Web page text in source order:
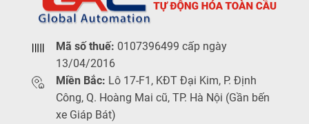
Mã số thuế: 0107396499 cấp ngày
13/04/2016
Miền Bắc: Lô 17-F1, KĐT Đại Kim, P. Định
Công, Q. Hoàng Mai cũ, TP. Hà Nội (Gần bến
xe Giáp Bát)